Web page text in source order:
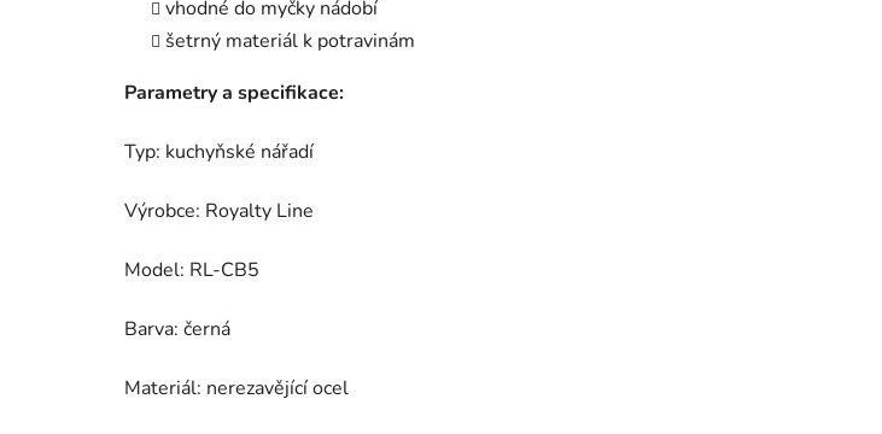
vhodné do myčky nádobí
šetrný materiál k potravinám
Parametry a specifikace:
Typ: kuchyňské nářadí
Výrobce: Royalty Line
Model: RL-CB5
Barva: černá
Materiál: nerezavějící ocel